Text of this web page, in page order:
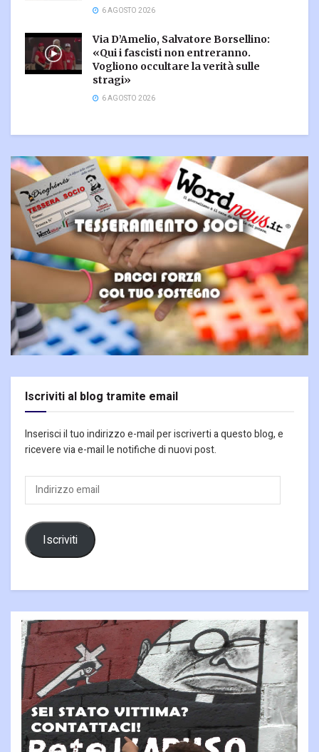
6 AGOSTO 2026
Via D’Amelio, Salvatore Borsellino:
«Qui i fascisti non entreranno.
Vogliono occultare la verità sulle
stragi»
6 AGOSTO 2026
Iscriviti al blog tramite email
Inserisci il tuo indirizzo e-mail per iscriverti a questo blog, e
ricevere via e-mail le notifiche di nuovi post.
Indirizzo
email
Iscriviti